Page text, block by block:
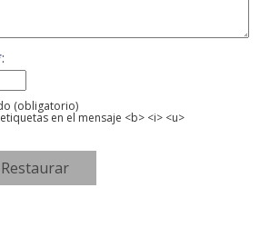
(obligatorio)
en el mensaje <b> <i> <u>